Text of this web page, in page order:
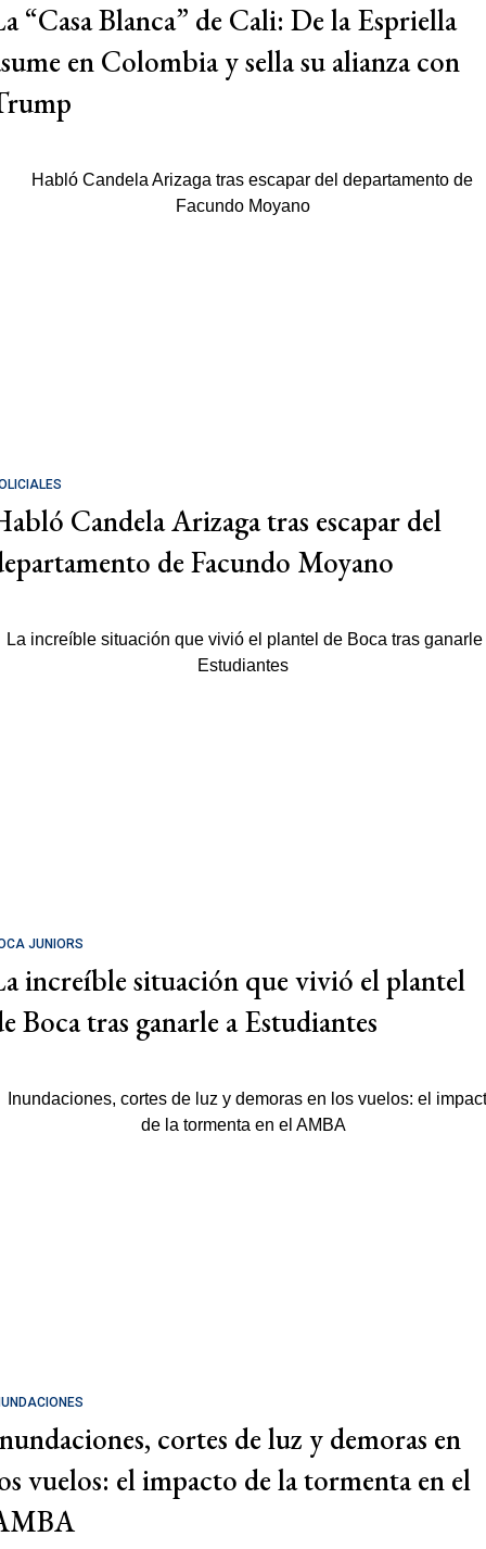
“Casa Blanca” de Cali: De la Espriella
en Colombia y sella su alianza con
Candela Arizaga tras escapar del
de Facundo Moyano
JUNIORS
increíble situación que vivió el plantel
Boca tras ganarle a Estudiantes
cortes de luz y demoras en
vuelos: el impacto de la tormenta en el